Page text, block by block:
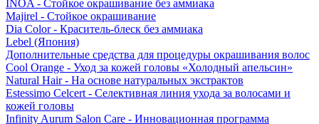
INOA - Стойкое окрашивание без аммиака
Majirel - Стойкое окрашивание
Dia Color - Краситель-блеск без аммиака
Lebel (Япония)
Дополнительные средства для процедуры окрашивания волос
Cool Orange - Уход за кожей головы «Холодный апельсин»
Natural Hair - На основе натуральных экстрактов
Estessimo Celcert - Селективная линия ухода за волосами и
кожей головы
Infinity Aurum Salon Care - Инновационная программа